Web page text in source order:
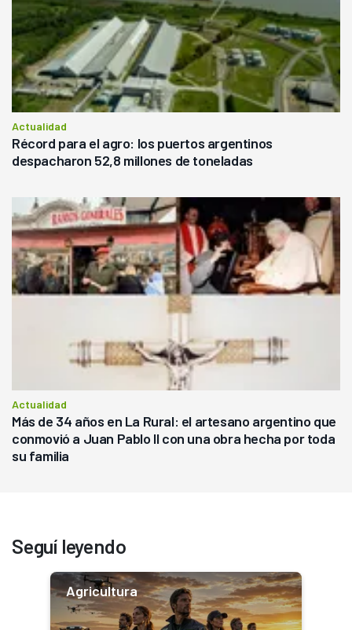
Actualidad
Récord para el agro: los puertos argentinos
despacharon 52,8 millones de toneladas
Actualidad
Más de 34 años en La Rural: el artesano argentino que
conmovió a Juan Pablo II con una obra hecha por toda
su familia
Seguí leyendo
Agricultura